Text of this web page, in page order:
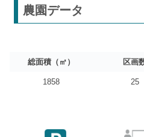
農園データ
総面積（㎡） 区画
1858 25